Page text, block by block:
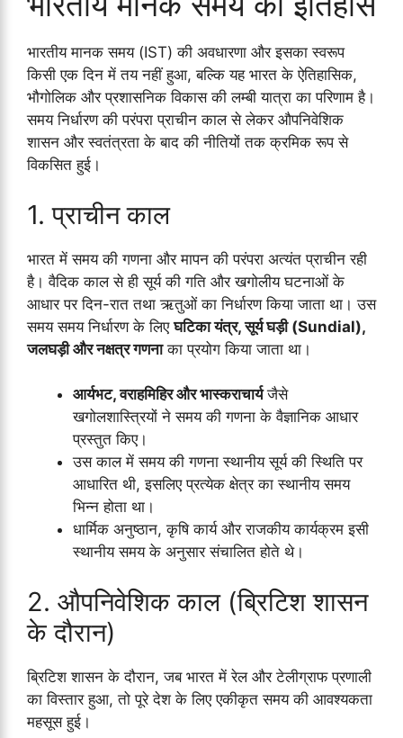
भारतीय मानक समय (IST) की अवधारणा और इसका स्वरूप
किसी एक दिन में तय नहीं हुआ, बल्कि यह भारत के ऐतिहासिक,
भौगोलिक और प्रशासनिक विकास की लम्बी यात्रा का परिणाम है।
समय निर्धारण की परंपरा प्राचीन काल से लेकर औपनिवेशिक
शासन और स्वतंत्रता के बाद की नीतियों तक क्रमिक रूप से
विकसित हुई।
1. प्राचीन काल
भारत में समय की गणना और मापन की परंपरा अत्यंत प्राचीन रही
है। वैदिक काल से ही सूर्य की गति और खगोलीय घटनाओं के
आधार पर दिन-रात तथा ऋतुओं का निर्धारण किया जाता था। उस
समय समय निर्धारण के लिएघटिका यंत्र, सूर्य घड़ी (Sundial),
जलघड़ी और नक्षत्र गणनाका प्रयोग किया जाता था।
आर्यभट, वराहमिहिर और भास्कराचार्यजैसे
खगोलशास्त्रियों ने समय की गणना के वैज्ञानिक आधार
प्रस्तुत किए।
उस काल में समय की गणना स्थानीय सूर्य की स्थिति पर
आधारित थी, इसलिए प्रत्येक क्षेत्र का स्थानीय समय
भिन्न होता था।
धार्मिक अनुष्ठान, कृषि कार्य और राजकीय कार्यक्रम इसी
स्थानीय समय के अनुसार संचालित होते थे।
2. औपनिवेशिक काल (ब्रिटिश शासन
के दौरान)
ब्रिटिश शासन के दौरान, जब भारत में रेल और टेलीग्राफ प्रणाली
का विस्तार हुआ, तो पूरे देश के लिए एकीकृत समय की आवश्यकता
महसूस हुई।